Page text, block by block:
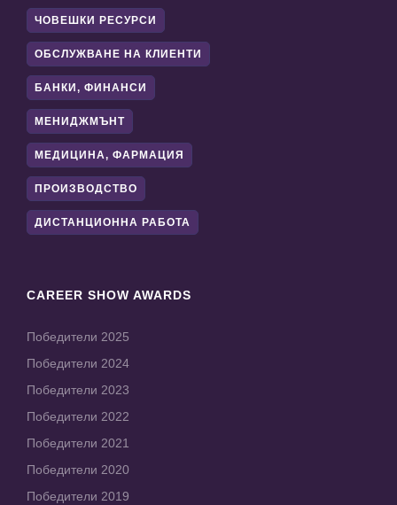
ЧОВЕШКИ РЕСУРСИ
ОБСЛУЖВАНЕ НА КЛИЕНТИ
БАНКИ, ФИНАНСИ
МЕНИДЖМЪНТ
МЕДИЦИНА, ФАРМАЦИЯ
ПРОИЗВОДСТВО
ДИСТАНЦИОННА РАБОТА
CAREER SHOW AWARDS
Победители 2025
Победители 2024
Победители 2023
Победители 2022
Победители 2021
Победители 2020
Победители 2019